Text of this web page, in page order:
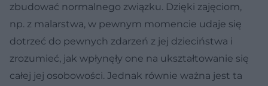
zbudować normalnego związku. Dzięki zajęciom,
np. z malarstwa, w pewnym momencie udaje się
dotrzeć do pewnych zdarzeń z jej dzieciństwa i
zrozumieć, jak wpłynęły one na ukształtowanie się
całej jej osobowości. Jednak równie ważna jest ta